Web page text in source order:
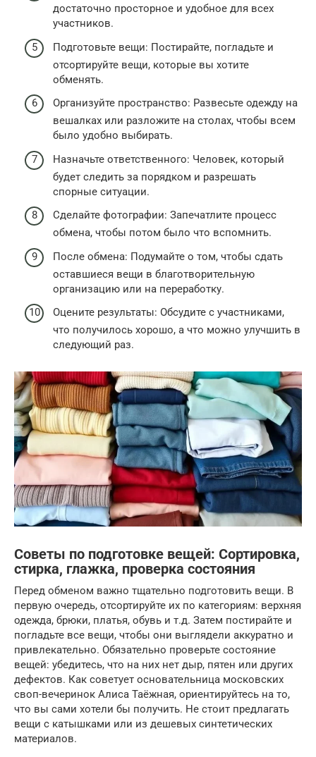
достаточно просторное и удобное для всех
участников.
Подготовьте вещи: Постирайте, погладьте и
отсортируйте вещи, которые вы хотите
обменять.
Организуйте пространство: Развесьте одежду на
вешалках или разложите на столах, чтобы всем
было удобно выбирать.
Назначьте ответственного: Человек, который
будет следить за порядком и разрешать
спорные ситуации.
Сделайте фотографии: Запечатлите процесс
обмена, чтобы потом было что вспомнить.
После обмена: Подумайте о том, чтобы сдать
оставшиеся вещи в благотворительную
организацию или на переработку.
Оцените результаты: Обсудите с участниками,
что получилось хорошо, а что можно улучшить в
следующий раз.
Советы по подготовке вещей: Сортировка,
стирка, глажка, проверка состояния
Перед обменом важно тщательно подготовить вещи. В
первую очередь, отсортируйте их по категориям: верхняя
одежда, брюки, платья, обувь и т.д. Затем постирайте и
погладьте все вещи, чтобы они выглядели аккуратно и
привлекательно. Обязательно проверьте состояние
вещей: убедитесь, что на них нет дыр, пятен или других
дефектов. Как советует основательница московских
своп-вечеринок Алиса Таёжная, ориентируйтесь на то,
что вы сами хотели бы получить. Не стоит предлагать
вещи с катышками или из дешевых синтетических
материалов.